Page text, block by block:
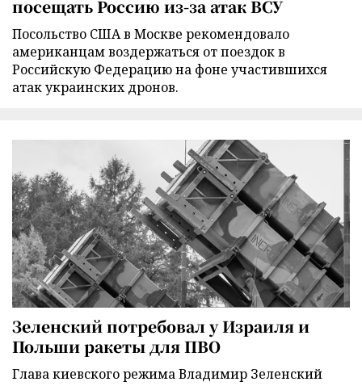
посещать Россию из-за атак ВСУ
Посольство США в Москве рекомендовало
американцам воздержаться от поездок в
Российскую Федерацию на фоне участившихся
атак украинских дронов.
Зеленский потребовал у Израиля и
Польши ракеты для ПВО
Глава киевского режима Владимир Зеленский